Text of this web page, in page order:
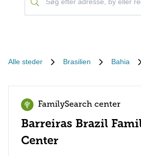
Alle steder Brasilien Bahia
FamilySearch center
Barreiras Brazil
Center